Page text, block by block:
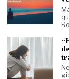
La